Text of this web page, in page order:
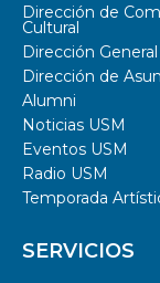
Dirección de
Cultural
Dirección
Dirección de
Alumni
Noticias USM
Eventos USM
Radio USM
Temporada
SERVICIOS